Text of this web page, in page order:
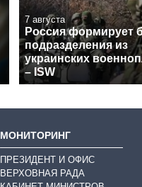
7 августа
Россия формирует
подразделения из
украинских
– ISW
МОНИТОРИНГ
ПРЕЗИДЕНТ И ОФИС
ВЕРХОВНАЯ РАДА